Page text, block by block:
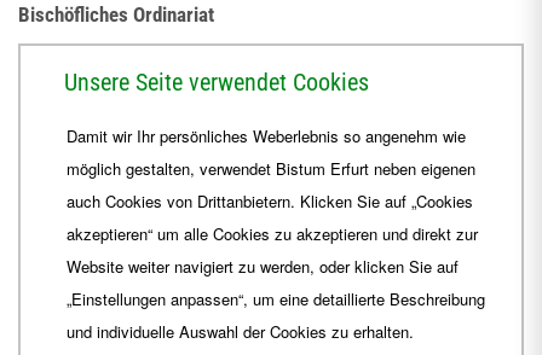
Bischöfliches Ordinariat
+49 361 6572-444
ordinariat Bistum-Erfurt.de
Unsere Seite verwendet Cookies
Damit wir Ihr persönliches Weberlebnis so angenehm wie
möglich gestalten, verwendet Bistum Erfurt neben eigenen
auch Cookies von Drittanbietern. Klicken Sie auf „Cookies
akzeptieren“ um alle Cookies zu akzeptieren und direkt zur
Website weiter navigiert zu werden, oder klicken Sie auf
„Einstellungen anpassen“, um eine detaillierte Beschreibung
und individuelle Auswahl der Cookies zu erhalten.